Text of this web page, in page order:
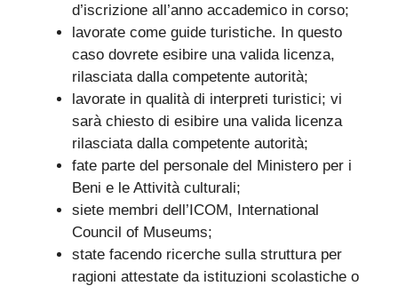
d’iscrizione all’anno accademico in corso;
lavorate come guide turistiche. In questo
caso dovrete esibire una valida licenza,
rilasciata dalla competente autorità;
lavorate in qualità di interpreti turistici; vi
sarà chiesto di esibire una valida licenza
rilasciata dalla competente autorità;
fate parte del personale del Ministero per i
Beni e le Attività culturali;
siete membri dell’ICOM, International
Council of Museums;
state facendo ricerche sulla struttura per
ragioni attestate da istituzioni scolastiche o